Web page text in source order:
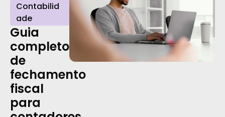
Contabilid
ade
Guia
completo
de
fechamento
fiscal
para